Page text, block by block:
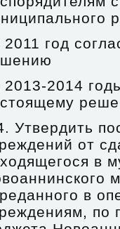
2011 год
2013-2014
Утвердить
от
в
в
по